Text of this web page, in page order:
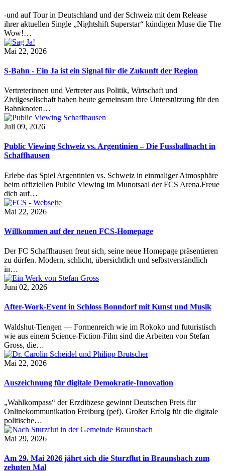
-und auf Tour in Deutschland und der Schweiz mit dem Release
ihrer aktuellen Single „Nightshift Superstar“ kündigen Muse die The
Wow!…
Mai 22, 2026
S-Bahn - Ein Ja ist ein Signal für die Zukunft der Region
Vertreterinnen und Vertreter aus Politik, Wirtschaft und
Zivilgesellschaft haben heute gemeinsam ihre Unterstützung für den
Bahnknoten…
Juli 09, 2026
Public Viewing Schweiz vs. Argentinien – Die Fussballnacht in
Schaffhausen
Erlebe das Spiel Argentinien vs. Schweiz in einmaliger Atmosphäre
beim offiziellen Public Viewing im Munotsaal der FCS Arena.Freue
dich auf…
Mai 22, 2026
Willkommen auf der neuen FCS-Homepage
Der FC Schaffhausen freut sich, seine neue Homepage präsentieren
zu dürfen. Modern, schlicht, übersichtlich und selbstverständlich
in…
Juni 02, 2026
After-Work-Event in Schloss Bonndorf mit Kunst und Musik
Waldshut-Tiengen — Formenreich wie im Rokoko und futuristisch
wie aus einem Science-Fiction-Film sind die Arbeiten von Stefan
Gross, die…
Mai 22, 2026
Auszeichnung für digitale Demokratie-Innovation
„Wahlkompass“ der Erzdiözese gewinnt Deutschen Preis für
Onlinekommunikation Freiburg (pef). Großer Erfolg für die digitale
politische…
Mai 29, 2026
Am 29. Mai 2026 jährt sich die Sturzflut in Braunsbach zum
zehnten Mal